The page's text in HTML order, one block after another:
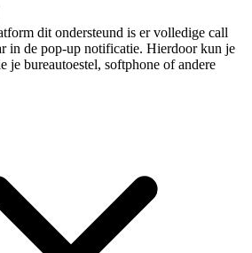
dit ondersteund is er volledige call
in de pop-up notificatie. Hierdoor kun je
je bureautoestel, softphone of andere